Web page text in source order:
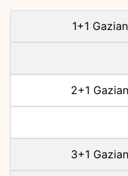
1+1
2+1
3+1